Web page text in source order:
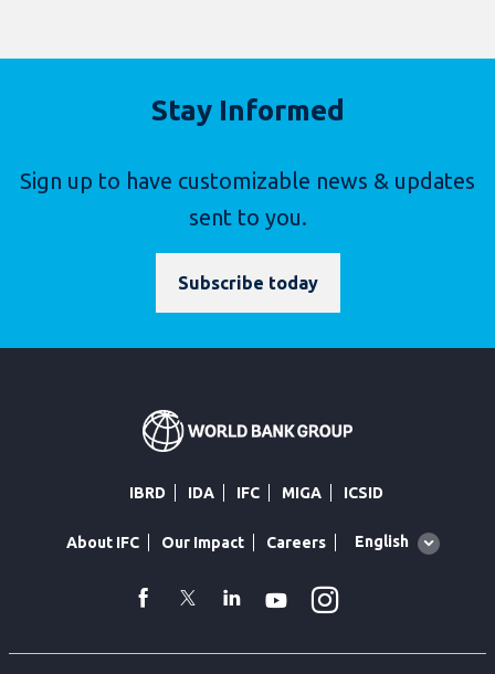
Stay Informed
Sign up to have customizable news & updates
sent to you.
Subscribe today
IBRD IDA IFC MIGA ICSID
About IFC Our Impact Careers
Global
English
facebook
TwitterLinkedin
Youtube